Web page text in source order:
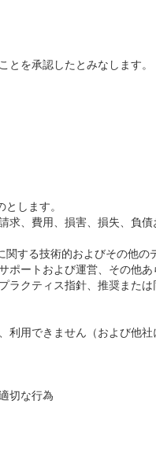
を承認したとみなします。
します。
求、費用、損害、損失、負債
する技術的およびその他の
ポートおよび運営、その他
ラクティス指針、推奨または
利用できません（および他
切な行為